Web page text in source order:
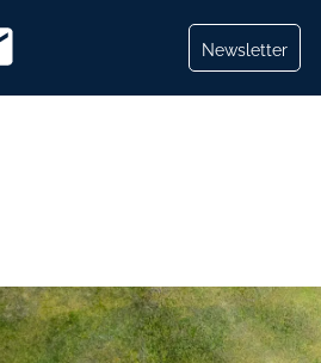
Newsletter